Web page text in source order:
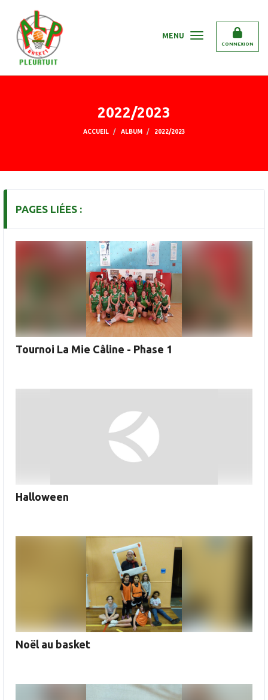
CONNEXION
MENU
2022/2023
ACCUEIL ALBUM 2022/2023
PAGES LIÉES :
Tournoi La Mie Câline - Phase 1
Halloween
Noël au basket